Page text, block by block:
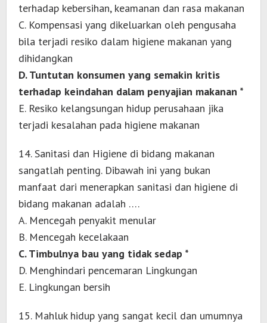
terhadap kebersihan, keamanan dan rasa makanan
C. Kompensasi yang dikeluarkan oleh pengusaha
bila terjadi resiko dalam higiene makanan yang
dihidangkan
D. Tuntutan konsumen yang semakin kritis
terhadap keindahan dalam penyajian makanan *
E. Resiko kelangsungan hidup perusahaan jika
terjadi kesalahan pada higiene makanan
14. Sanitasi dan Higiene di bidang makanan
sangatlah penting. Dibawah ini yang bukan
manfaat dari menerapkan sanitasi dan higiene di
bidang makanan adalah ….
A. Mencegah penyakit menular
B. Mencegah kecelakaan
C. Timbulnya bau yang tidak sedap *
D. Menghindari pencemaran Lingkungan
E. Lingkungan bersih
15. Mahluk hidup yang sangat kecil dan umumnya